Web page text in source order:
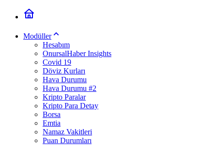
Modüller
Hesabım
OnursalHaber Insights
Covid 19
Döviz Kurları
Hava Durumu
Hava Durumu #2
Kripto Paralar
Kripto Para Detay
Borsa
Emtia
Namaz Vakitleri
Puan Durumları